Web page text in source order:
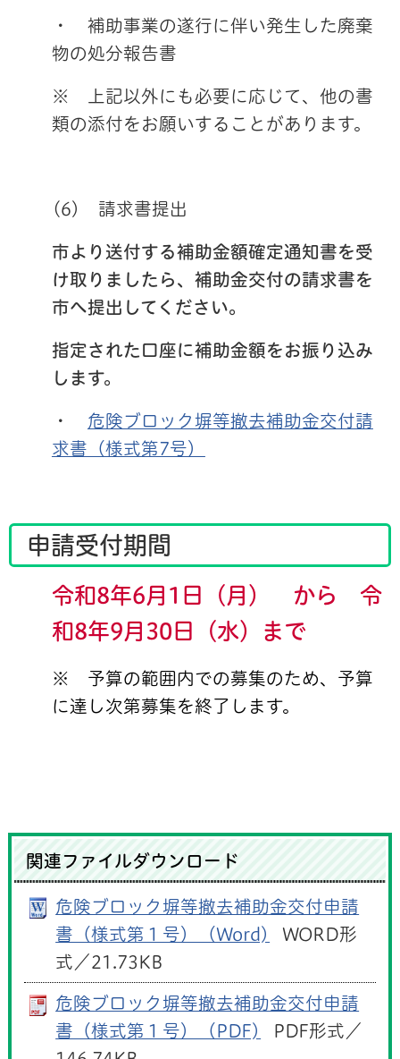
・ 補助事業の遂行に伴い発生した廃棄
物の処分報告書
※ 上記以外にも必要に応じて、他の書
類の添付をお願いすることがあります。
(6) 請求書提出
市より送付する補助金額確定通知書を受
け取りましたら、補助金交付の請求書を
市へ提出してください。
指定された口座に補助金額をお振り込み
します。
・ 危険ブロック塀等撤去補助金交付請
求書（様式第7号）
申請受付期間
令和8年6月1日（月） から 令
和8年9月30日（水）まで
※ 予算の範囲内での募集のため、予算
に達し次第募集を終了します。
関連ファイルダウンロード
危険ブロック塀等撤去補助金交付申請
書（様式第１号）（Word)
WORD形
式／21.73KB
危険ブロック塀等撤去補助金交付申請
書（様式第１号）（PDF)
PDF形式／